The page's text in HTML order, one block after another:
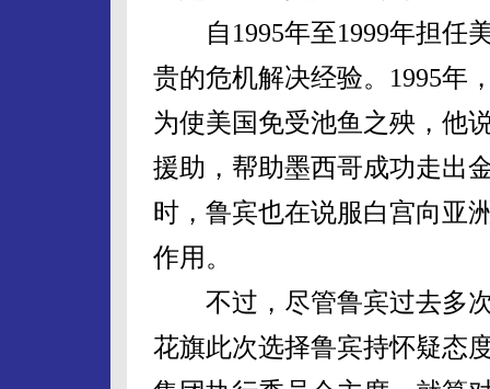
自1995年至1999年担任
贵的危机解决经验。1995年
为使美国免受池鱼之殃，他
援助，帮助墨西哥成功走出
时，鲁宾也在说服白宫向亚
作用。
不过，尽管鲁宾过去多次
花旗此次选择鲁宾持怀疑态